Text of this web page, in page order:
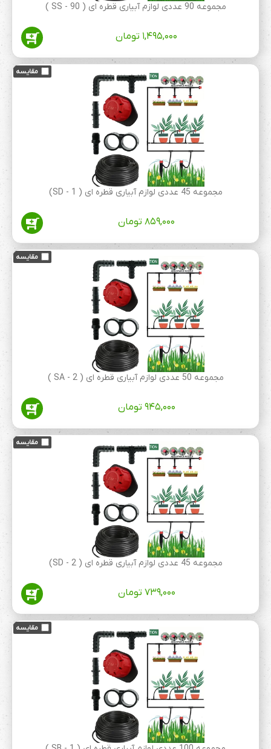
مجموعه 90 عددی لوازم آبیاری قطره ای ( SS - 90 )
۱,۴۹۵,۰۰۰ تومان
مجموعه 45 عددی لوازم آبیاری قطره ای ( 1 - SD)
۸۵۹,۰۰۰ تومان
مجموعه 50 عددی لوازم آبیاری قطره ای ( SA - 2 )
۹۴۵,۰۰۰ تومان
مجموعه 45 عددی لوازم آبیاری قطره ای ( 2 - SD)
۷۳۹,۰۰۰ تومان